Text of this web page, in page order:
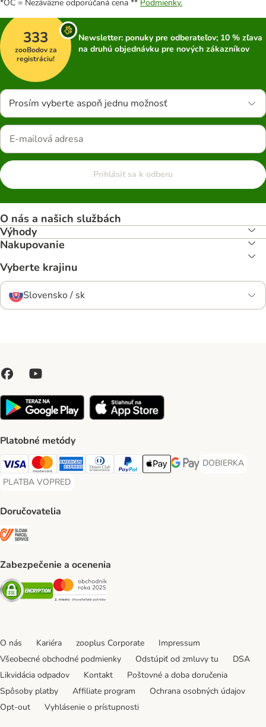
*OC = Nezáväzne odporúčaná cena ** Podmienky.
333
zooBodov za
registráciu!
Newsletter: ponuky pre odberateľov; 10 % zľava
na druhú objednávku pre nových zákazníkov
Prosím vyberte aspoň jednu možnosť
Prihlásiť sa k odberu
O nás a našich službách
Výhody
Nakupovanie
Vyberte krajinu
Slovensko / sk
Platobné metódy
Visa Payment Method
Mastercard Payment Method
American Express Payment Method
Diners Club Payment Method
PayPal Payment Method
Apple Pay Payment Method
Google Pay Payment
DOBIERKA
DOBIERKA
PLATBA VOPRED
PLATBA VOPRED Payment Method
Doručovatelia
Zabezpečenie a ocenenia
Security Security
O nás Kariéra zooplus Corporate
Impressum
Všeobecné obchodné podmienky
Odstúpiť od zmluvy tu
DSA
Likvidácia odpadov
Kontakt
Poštovné a doba doručenia
Spôsoby platby
Affiliate program
Ochrana osobných údajov
Opt-out
Vyhlásenie o prístupnosti